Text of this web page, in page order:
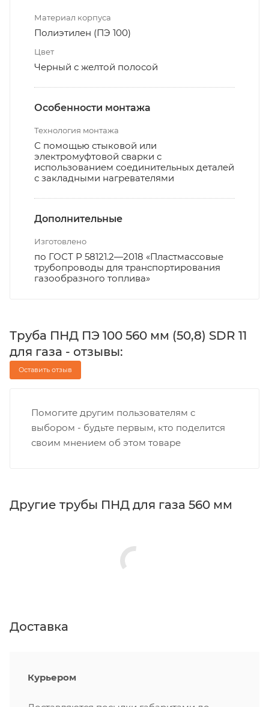
Материал корпуса
Полиэтилен (ПЭ 100)
Цвет
Черный с желтой полосой
Особенности монтажа
Технология монтажа
С помощью стыковой или
электромуфтовой сварки с
использованием соединительных деталей
с закладными нагревателями
Дополнительные
Изготовлено
по ГОСТ Р 58121.2—2018 «Пластмассовые
трубопроводы для транспортирования
газообразного топлива»
Труба ПНД ПЭ 100 560 мм (50,8) SDR 11
для газа - отзывы:
Оставить отзыв
Помогите другим пользователям с
выбором - будьте первым, кто поделится
своим мнением об этом товаре
Другие трубы ПНД для газа 560 мм
Доставка
Курьером